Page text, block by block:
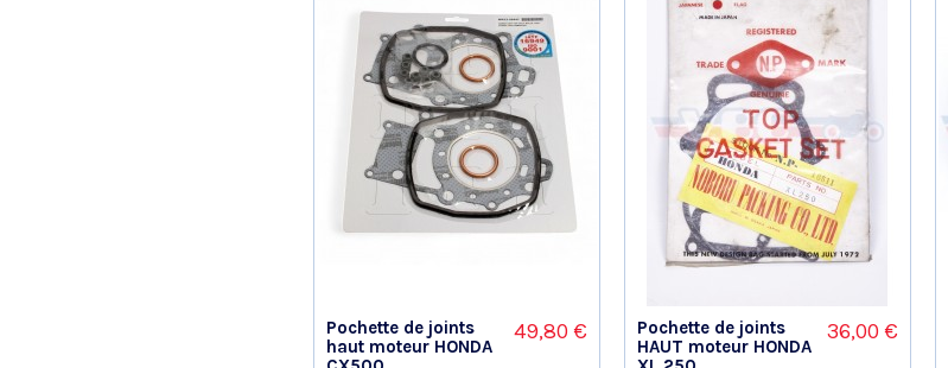
Pochette de joints
haut moteur HONDA
49,80 €
Pochette de joints
HAUT moteur HONDA
36,00 €